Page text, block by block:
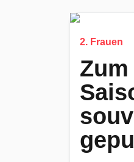
2. Frauen
Zum